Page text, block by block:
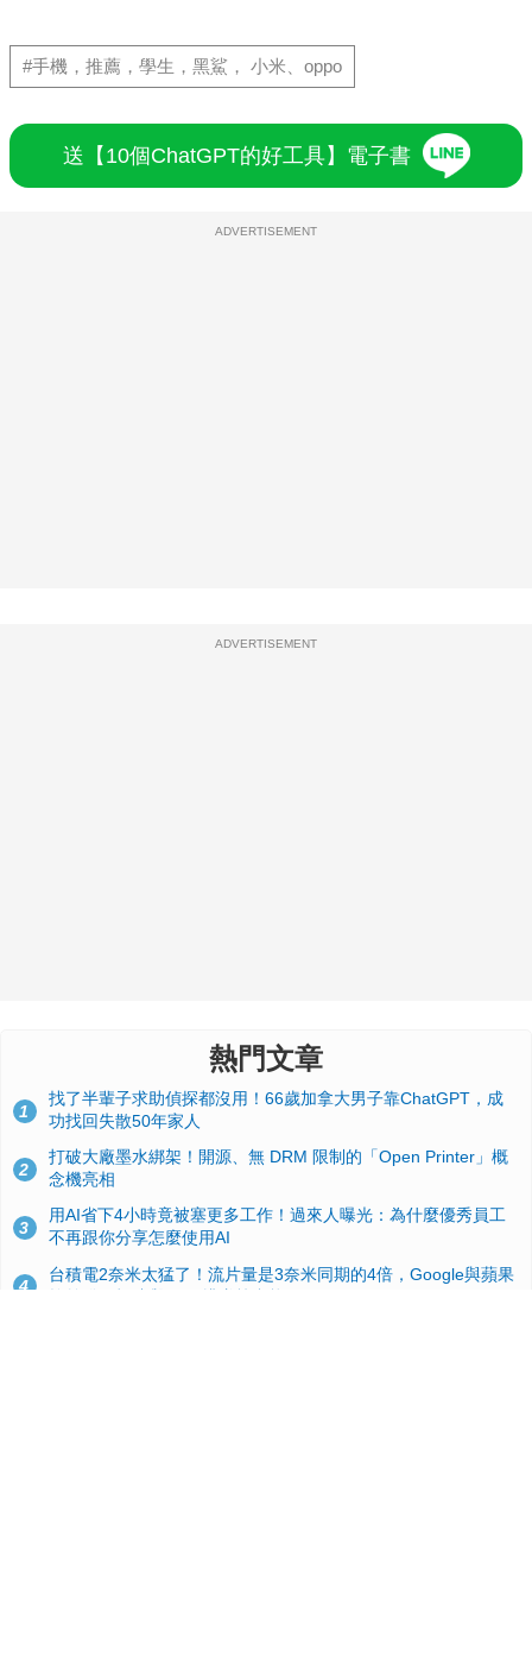
#手機，推薦，學生，黑鯊， 小米、oppo
送【10個ChatGPT的好工具】電子書
ADVERTISEMENT
ADVERTISEMENT
熱門文章
1
找了半輩子求助偵探都沒用！66歲加拿大男子靠ChatGPT，成
功找回失散50年家人
2
打破大廠墨水綁架！開源、無 DRM 限制的「Open Printer」概
念機亮相
3
用AI省下4小時竟被塞更多工作！過來人曝光：為什麼優秀員工
不再跟你分享怎麼使用AI
4
台積電2奈米太猛了！流片量是3奈米同期的4倍，Google與蘋果
搶首發、輝達與AMD排隊等產能